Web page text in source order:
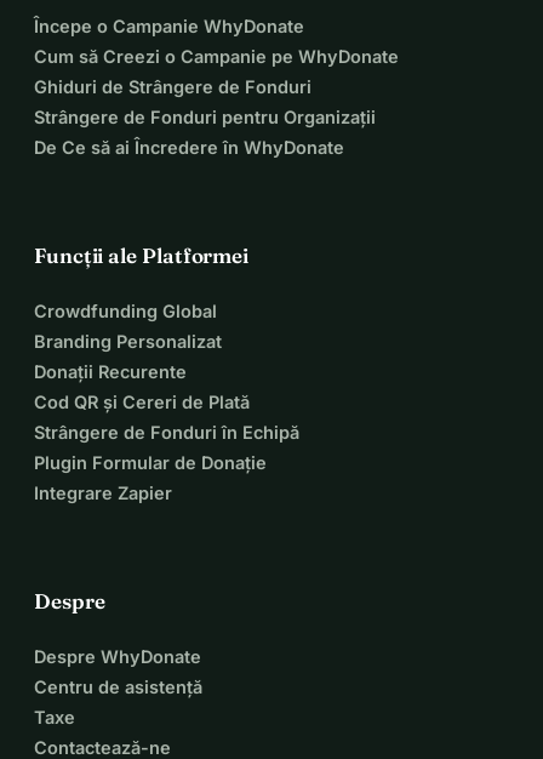
Începe o Campanie WhyDonate
Cum să Creezi o Campanie pe WhyDonate
Ghiduri de Strângere de Fonduri
Strângere de Fonduri pentru Organizații
De Ce să ai Încredere în WhyDonate
Funcții ale Platformei
Crowdfunding Global
Branding Personalizat
Donații Recurente
Cod QR și Cereri de Plată
Strângere de Fonduri în Echipă
Plugin Formular de Donație
Integrare Zapier
Despre
Despre WhyDonate
Centru de asistență
Taxe
Contactează-ne